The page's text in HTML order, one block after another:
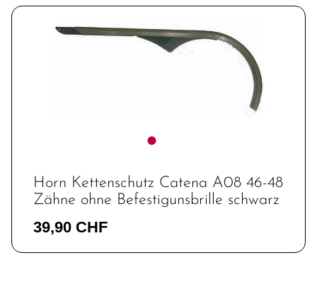
Horn Kettenschutz Catena A08 46-48
Zähne ohne Befestigunsbrille schwarz
39,90 CHF